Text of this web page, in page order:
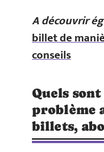
A découvrir
billet de
conseils
Quels
problème
billets,